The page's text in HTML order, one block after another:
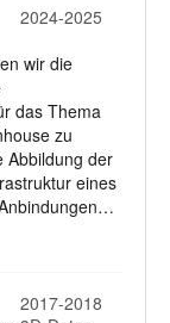
2024-2025
wir die
das Thema
zu
Abbildung der
eines
2017-2018